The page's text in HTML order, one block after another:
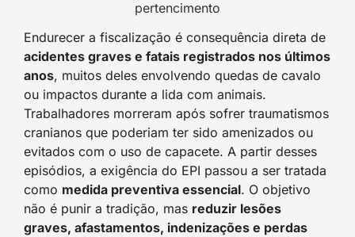
pertencimento
Endurecer a fiscalização é consequência direta de
acidentes graves e fatais registrados nos últimos
anos, muitos deles envolvendo quedas de cavalo
ou impactos durante a lida com animais.
Trabalhadores morreram após sofrer traumatismos
cranianos que poderiam ter sido amenizados ou
evitados com o uso de capacete. A partir desses
episódios, a exigência do EPI passou a ser tratada
como medida preventiva essencial. O objetivo
não é punir a tradição, mas reduzir lesões
graves, afastamentos, indenizações e perdas